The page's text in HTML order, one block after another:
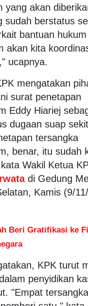
yang akan
sudah berstatus
bantuan
akan kita
ucapnya.
mengatakan
surat penetapan
Eddy Hiariej
dugaan suap
tersangka
benar, itu sudah
Wakil Ketua
di Gedung
Kamis (9/
Beri Gratifikasi ke
KPK turut
penyidikan
"Empat